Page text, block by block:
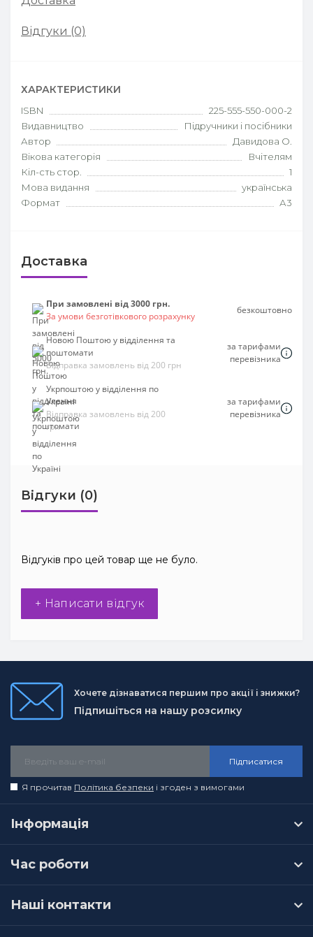
Відгуки (0)
ХАРАКТЕРИСТИКИ
ISBN
225-555-550-000-2
Видавництво
Підручники і посібники
Автор
Давидова О.
Вікова категорія
Вчітелям
Кіл-сть стор.
1
Мова видання
українська
Формат
А3
Доставка
При замовлені від 3000 грн.
За умови безготівкового розрахунку
безкоштовно
Новою Поштою у відділення та
поштомати
Відправка замовлень від 200 грн
за тарифами
перевізника
Укрпоштою у відділення по
Україні
Відправка замовлень від 200
грн
за тарифами
перевізника
Відгуки (0)
Відгуків про цей товар ще не було.
+ Написати відгук
Хочете дізнаватися першим про акції і знижки?
Підпишіться на нашу розсилку
Підписатися
Я прочитав Політика безпеки і згоден з вимогами
Інформація
Час роботи
Наші контакти